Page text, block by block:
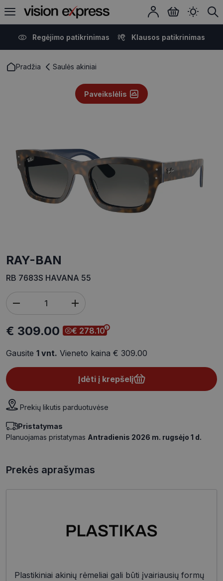
Regėjimo patikrinimas Klausos patikrinimas
Pradžia Saulės akiniai
Paveikslėlis
RAY-BAN
RB 7683S HAVANA 55
€ 309.00 € 278.10
Gausite 1 vnt. Vieneto kaina € 309.00
Įdėti į krepšelį
Prekių likutis parduotuvėse
Pristatymas
Planuojamas pristatymas Antradienis 2026 m. rugsėjo 1 d.
Prekės aprašymas
Plastikiniai akinių rėmeliai gali būti įvairiausių formų